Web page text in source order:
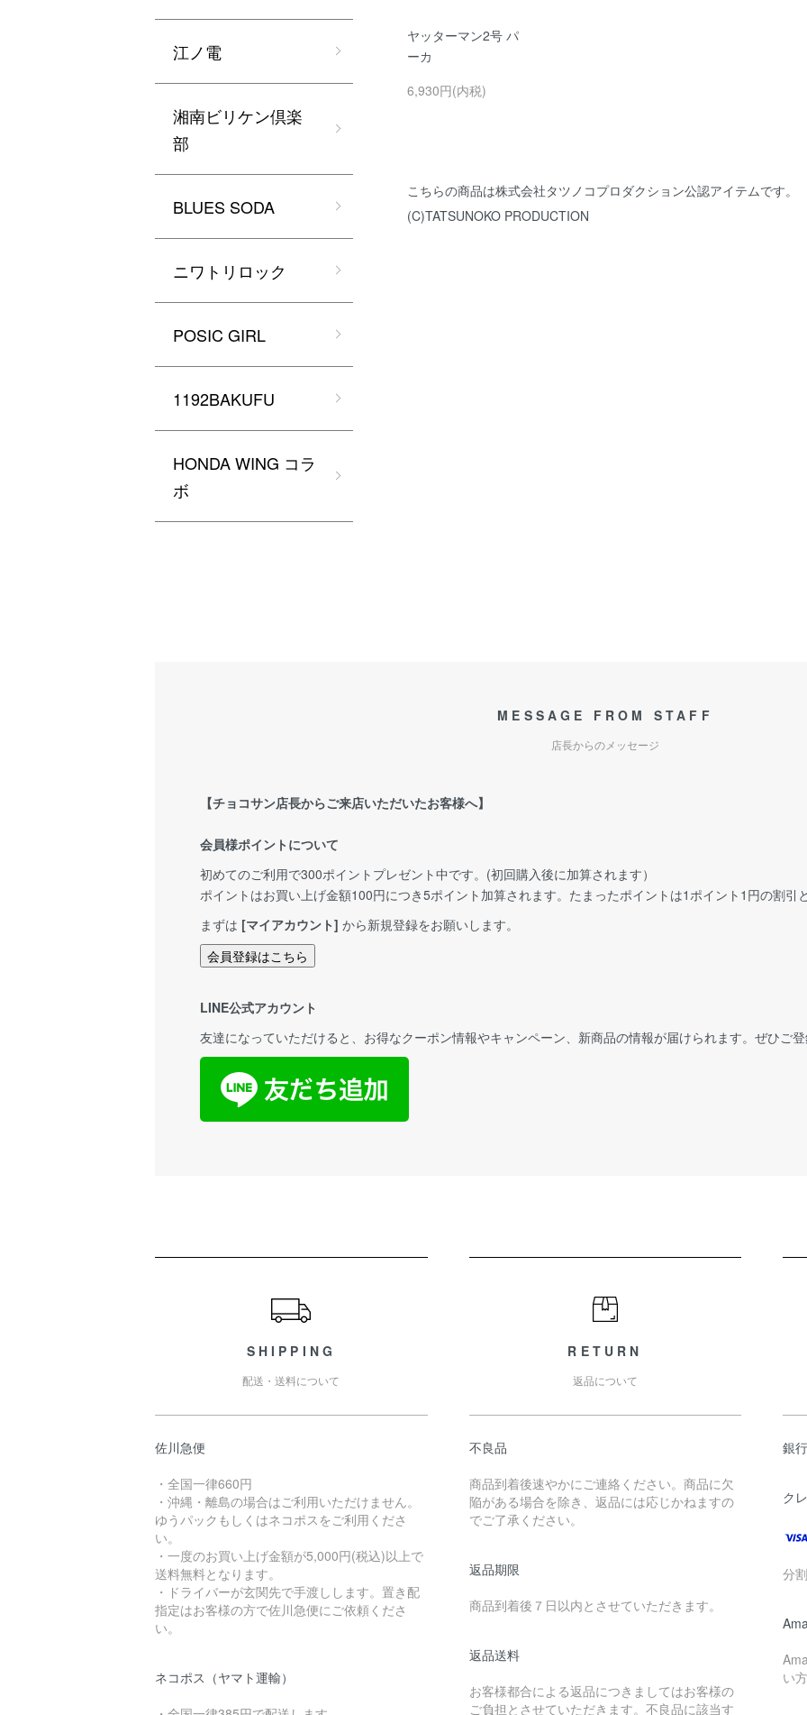
ヤッターマン2号 パ
ーカ
6,930円(内税)
こちらの商品は株式会社タツノコプロダクション公認アイテムです。
(C)TATSUNOKO PRODUCTION
江ノ電
湘南ビリケン倶楽
部
BLUES SODA
ニワトリロック
POSIC GIRL
1192BAKUFU
HONDA WING コラ
ボ
MESSAGE FROM STAFF
店長からのメッセージ
【チョコサン店長からご来店いただいたお客様へ】
会員様ポイントについて
初めてのご利用で300ポイントプレゼント中です。(初回購入後に加算されます）
ポイントはお買い上げ金額100円につき5ポイント加算されます。たまったポイントは1ポイント1円の割引
まずは [マイアカウント] から新規登録をお願いします。
会員登録はこちら
LINE公式アカウント
友達になっていただけると、お得なクーポン情報やキャンペーン、新商品の情報が届けられます。ぜひご登
SHIPPING
配送・送料について
佐川急便
・全国一律660円
・沖縄・離島の場合はご利用いただけません。
ゆうパックもしくはネコポスをご利用くださ
い。
・一度のお買い上げ金額が5,000円(税込)以上で
送料無料となります。
・ドライバーが玄関先で手渡しします。置き配
指定はお客様の方で佐川急便にご依頼くださ
い。
ネコポス（ヤマト運輸）
RETURN
返品について
不良品
商品到着後速やかにご連絡ください。商品に欠
陥がある場合を除き、返品には応じかねますの
でご了承ください。
返品期限
商品到着後７日以内とさせていただきます。
返品送料
お客様都合による返品につきましてはお客様の
ご負担とさせていただきます。不良品に該当す
銀
ク
分
い